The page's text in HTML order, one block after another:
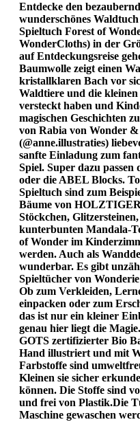
Entdecke den
wunderschönes
Spieltuch Forest of
WonderCloths) in der
auf Entdeckungsreise
Baumwolle zeigt einen
kristallklaren Bach vor
Waldtiere und die
versteckt haben und
magischen Geschichten
von Rabia von Wonder
(@anne.illustraties)
sanfte Einladung zum
Spiel. Super dazu
oder die ABEL Blocks.
Spieltuch sind zum
Bäume von
Stöckchen,
kunterbunten Mandala-
of Wonder im
werden. Auch als
wunderbar. Es gibt
Spieltücher von
Ob zum Verkleiden,
einpacken oder zum
das ist nur ein kleiner
genau hier liegt die
GOTS zertifizierter Bio
Hand illustriert und mit
Farbstoffe sind
Kleinen sie sicher
können. Die Stoffe sind
und frei von Plastik.Die
Maschine gewaschen